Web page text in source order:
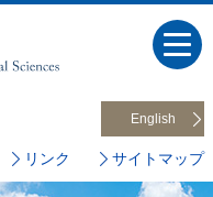
English
リンク サイトマップ